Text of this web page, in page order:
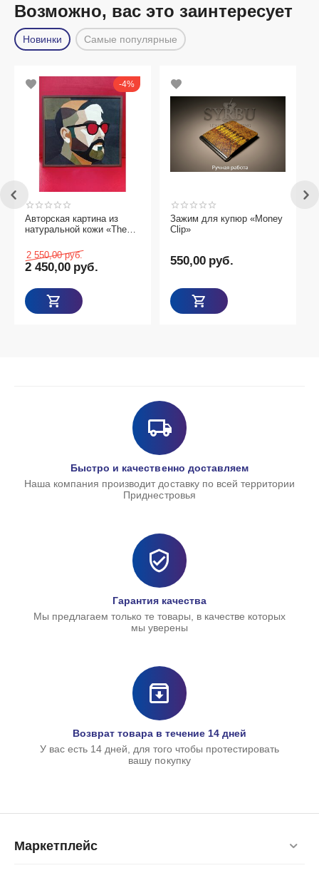
Возможно, вас это заинтересует
Новинки Самые популярные
картина из
кожи «The
руб.
руб.
Зажим для купюр «Money
Clip»
руб.
3-Д пазлы
Быстро и качественно доставляем
Наша компания производит доставку по всей территории
Приднестровья
Гарантия качества
Мы предлагаем только те товары, в качестве которых
мы уверены
Возврат товара в течение 14 дней
У вас есть 14 дней, для того чтобы протестировать
вашу покупку
Маркетплейс